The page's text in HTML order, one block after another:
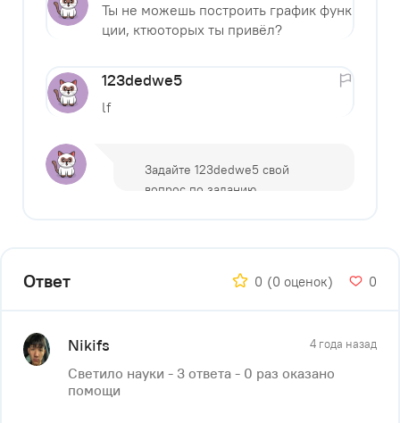
Ты не можешь построить график функ
ции, ктюоторых ты привёл?
123dedwe5
lf
Ответ 0 (0 оценок) 0
Nikifs 4 года назад
Светило науки - 3 ответа - 0 раз оказано
помощи